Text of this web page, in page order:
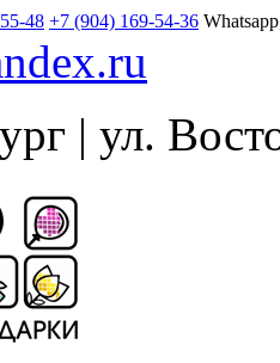
48 +7 (904) 169-54-36
| ул.